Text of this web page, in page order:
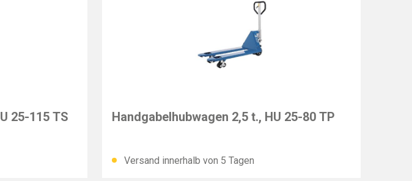
25-115 TS Handgabelhubwagen 2,5 t., HU 25-80 TP
Versand innerhalb von 5 Tagen